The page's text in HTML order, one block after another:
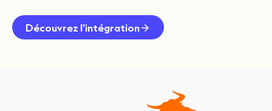
Découvrez l'intégration